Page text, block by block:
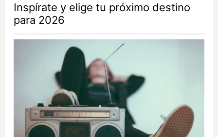
Inspírate y elige tu próximo destino
para 2026